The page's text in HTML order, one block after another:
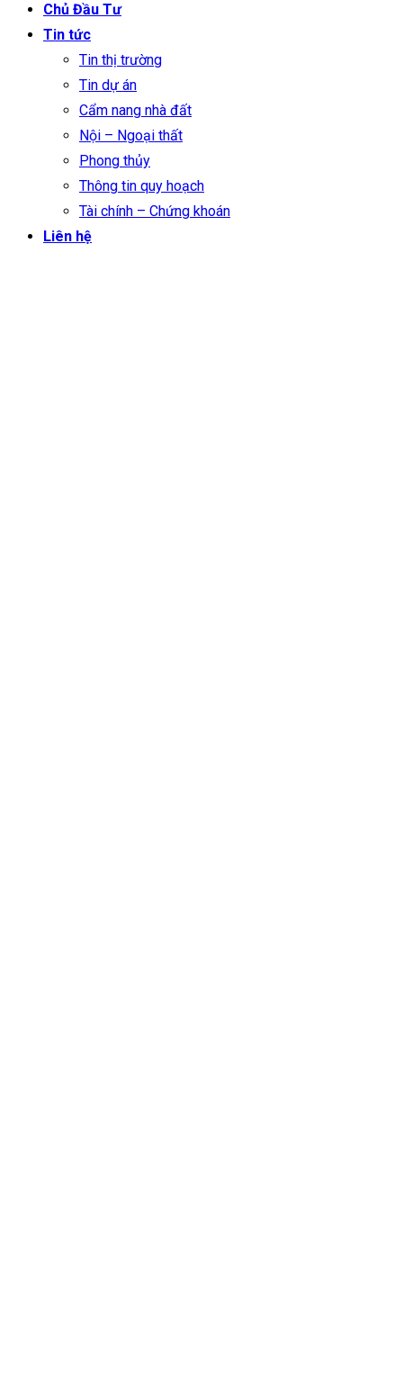
Chủ Đầu Tư
Tin tức
Tin thị trường
Tin dự án
Cẩm nang nhà đất
Nội – Ngoại thất
Phong thủy
Thông tin quy hoạch
Tài chính – Chứng khoán
Liên hệ